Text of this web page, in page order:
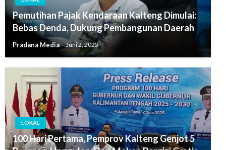
Pemutihan Pajak Kendaraan Kalteng Dimulai:
Bebas Denda, Dukung Pembangunan Daerah
Pradana Media Juni 2, 2025
LOKAL
100 Hari Pertama, Pemprov Kalteng Genjot 5